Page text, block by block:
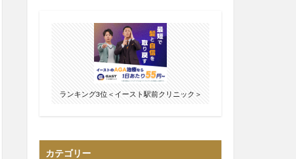
ランキング3位＜イースト駅前クリニック＞
カテゴリー